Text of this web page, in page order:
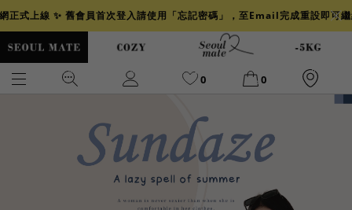
正式上線 ✨ 舊會員首次登入請使用「忘記密碼」，至Email完成重設即可
0 0
背心
透膚 小香 牛仔